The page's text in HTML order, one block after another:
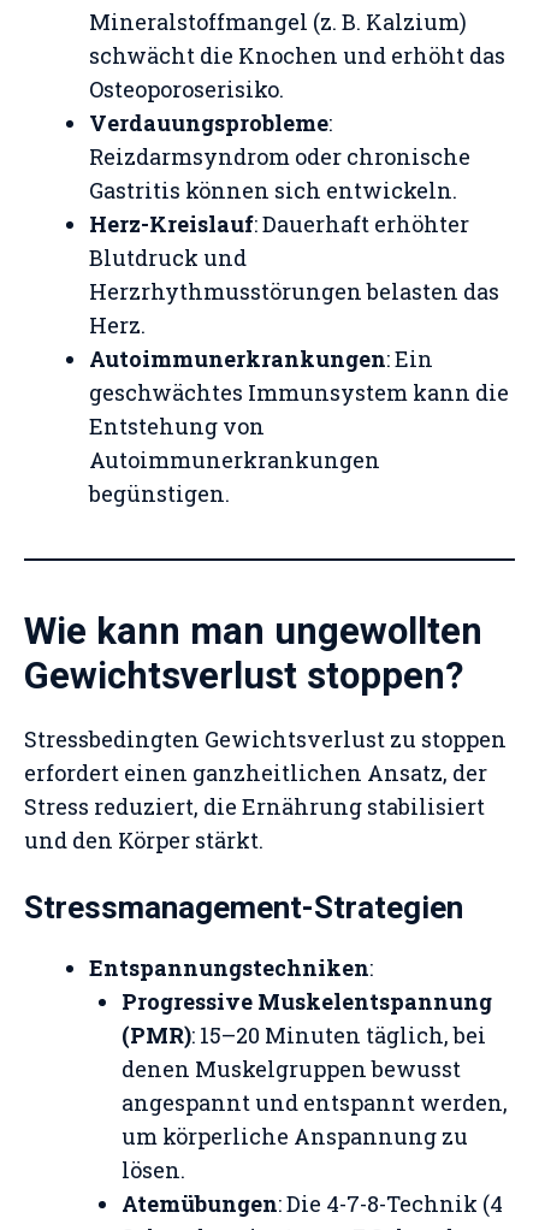
Mineralstoffmangel (z. B. Kalzium)
schwächt die Knochen und erhöht das
Osteoporoserisiko.
Verdauungsprobleme:
Reizdarmsyndrom oder chronische
Gastritis können sich entwickeln.
Herz-Kreislauf: Dauerhaft erhöhter
Blutdruck und
Herzrhythmusstörungen belasten das
Herz.
Autoimmunerkrankungen: Ein
geschwächtes Immunsystem kann die
Entstehung von
Autoimmunerkrankungen
begünstigen.
Wie kann man ungewollten
Gewichtsverlust stoppen?
Stressbedingten Gewichtsverlust zu stoppen
erfordert einen ganzheitlichen Ansatz, der
Stress reduziert, die Ernährung stabilisiert
und den Körper stärkt.
Stressmanagement-Strategien
Entspannungstechniken:
Progressive Muskelentspannung
(PMR): 15–20 Minuten täglich, bei
denen Muskelgruppen bewusst
angespannt und entspannt werden,
um körperliche Anspannung zu
lösen.
Atemübungen: Die 4-7-8-Technik (4